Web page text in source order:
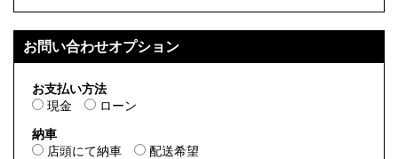
お問い合わせオプション
お支払い方法
現金
ローン
納車
店頭にて納車
配送希望